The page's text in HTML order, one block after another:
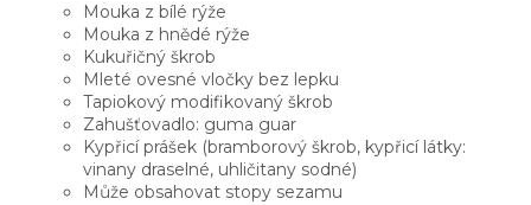
Mouka z bílé rýže
Mouka z hnědé rýže
Kukuřičný škrob
Mleté ovesné vločky bez lepku
Tapiokový modifikovaný škrob
Zahušťovadlo: guma guar
Kypřicí prášek (bramborový škrob, kypřicí látky:
vinany draselné, uhličitany sodné)
Může obsahovat stopy sezamu